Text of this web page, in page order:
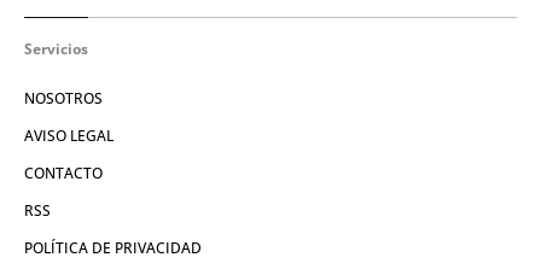
Servicios
NOSOTROS
AVISO LEGAL
CONTACTO
RSS
POLÍTICA DE PRIVACIDAD